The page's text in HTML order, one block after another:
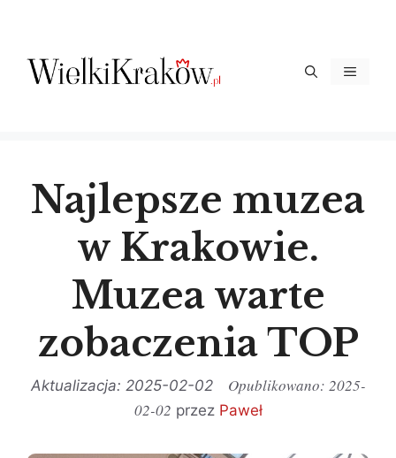
treści
Menu
Najlepsze muzea
w Krakowie.
Muzea warte
zobaczenia TOP
2025-02-02
2025-
02-02 przez Paweł